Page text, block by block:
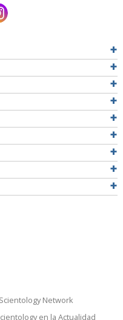
Network
en la Actualidad